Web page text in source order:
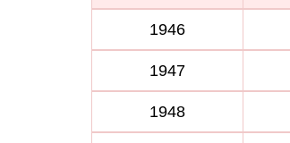
1946
1947
1948